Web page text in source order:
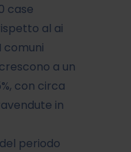
case
al ai
comuni
a un
con circa
in
periodo